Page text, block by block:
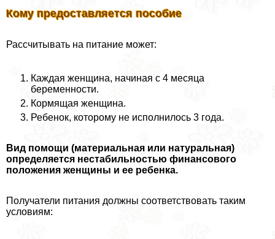
Кому предоставляется пособие
Рассчитывать на питание может:
Каждая женщина, начиная с 4 месяца
беременности.
Кормящая женщина.
Ребенок, которому не исполнилось 3 года.
Вид помощи (материальная или натуральная)
определяется нестабильностью финансового
положения женщины и ее ребенка.
Получатели питания должны соответствовать таким
условиям: